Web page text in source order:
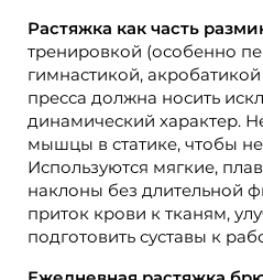
Растяжка как часть
тренировкой (особенно
гимнастикой,
пресса должна носить
динамический характер.
мышцы в статике, чтобы не
Используются мягкие,
наклоны без длительной
приток крови к тканям,
подготовить суставы к